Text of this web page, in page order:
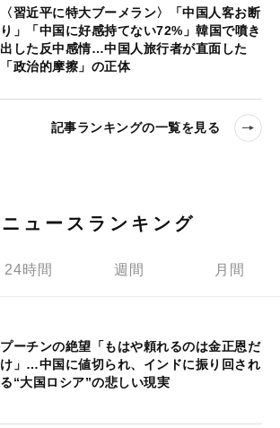
〈習近平に特大ブーメラン〉「中国人客お断
り」「中国に好感持てない72%」韓国で噴き
出した反中感情…中国人旅行者が直面した
「政治的摩擦」の正体
記事ランキングの一覧を見る
ニュースランキング
24時間 週間 月間
プーチンの絶望「もはや頼れるのは金正恩だ
け」…中国に値切られ、インドに振り回され
る“大国ロシア”の悲しい現実